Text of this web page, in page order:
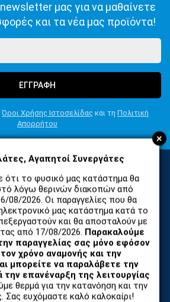
+
Αγαπητοί Συνεργάτες
ότι το φυσικό μας κατάστημα θα
λόγω θερινών διακοπών από
08/2026. Οι παραγγελίες που θα
μας κατάστημα κατά το
και θα αποσταλούν με
από 17/08/2026. Παρακαλούμε
παραγγελίας σας μόνο εφόσον
χρόνο αναμονής και την
μπορείτε να παραλάβετε την
επανέναρξη της λειτουργίας
θερμά για την κατανόηση και την
Σας ευχόμαστε καλό καλοκαίρι!
μας για να μαθαίνετε
και τα νέα μας προϊόντα!
ΕΓΓΡΑΦΗ
Όροι Χρήσης Ιστοσελίδας και τη Πολιτική
Απορρήτου
ΑΞΕΣΟΥΑΡ ΚΙΝΗΤΩΝ ΤΗΛΕΦΩΝΩΝ
FCT